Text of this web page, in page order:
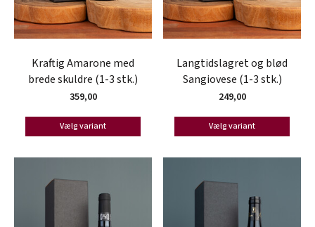
Kraftig Amarone med
brede skuldre (1-3 stk.)
359,00
Vælg variant
Langtidslagret og blød
Sangiovese (1-3 stk.)
249,00
Vælg variant